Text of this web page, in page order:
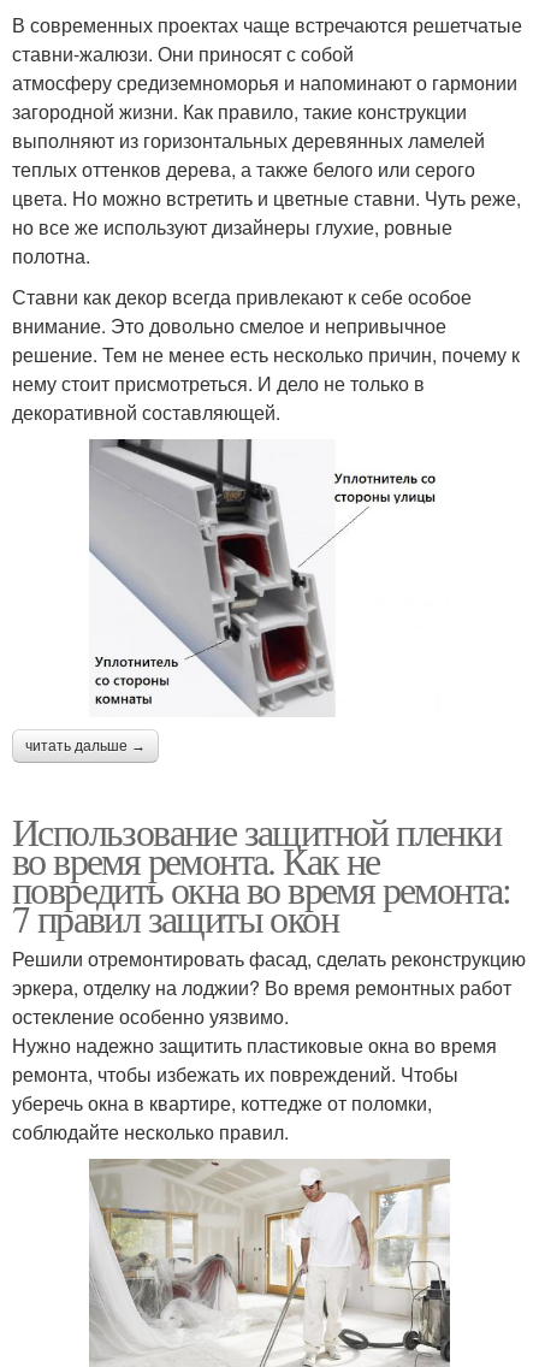
В современных проектах чаще встречаются решетчатые
ставни-жалюзи. Они приносят с собой
атмосферу средиземноморья и напоминают о гармонии
загородной жизни. Как правило, такие конструкции
выполняют из горизонтальных деревянных ламелей
теплых оттенков дерева, а также белого или серого
цвета. Но можно встретить и цветные ставни. Чуть реже,
но все же используют дизайнеры глухие, ровные
полотна.
Ставни как декор всегда привлекают к себе особое
внимание. Это довольно смелое и непривычное
решение. Тем не менее есть несколько причин, почему к
нему стоит присмотреться. И дело не только в
декоративной составляющей.
читать дальше →
Использование защитной пленки
во время ремонта. Как не
повредить окна во время ремонта:
7 правил защиты окон
Решили отремонтировать фасад, сделать реконструкцию
эркера, отделку на лоджии? Во время ремонтных работ
остекление особенно уязвимо.
Нужно надежно защитить пластиковые окна во время
ремонта, чтобы избежать их повреждений. Чтобы
уберечь окна в квартире, коттедже от поломки,
соблюдайте несколько правил.